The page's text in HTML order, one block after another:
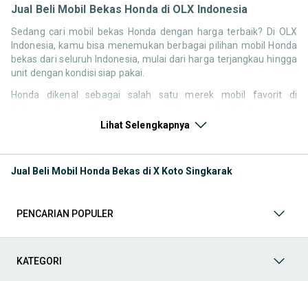
Jual Beli Mobil Bekas Honda di OLX Indonesia
Sedang cari mobil bekas Honda dengan harga terbaik? Di OLX
Indonesia, kamu bisa menemukan berbagai pilihan mobil Honda
bekas dari seluruh Indonesia, mulai dari harga terjangkau hingga
unit dengan kondisi siap pakai.
Honda dikenal sebagai salah satu merek mobil favorit di
responsif, serta kenyamanan berkendara. Tidak heran jika
Melalui halaman ini, kamu bisa langsung membandingkan
Model Mobil Bekas Honda yang Paling Banyak Dicari
Beberapa model Honda memiliki permintaan tinggi di pasar
Lihat Selengkapnya
Jual Beli Mobil Honda Bekas di X Koto Singkarak
PENCARIAN POPULER
KATEGORI